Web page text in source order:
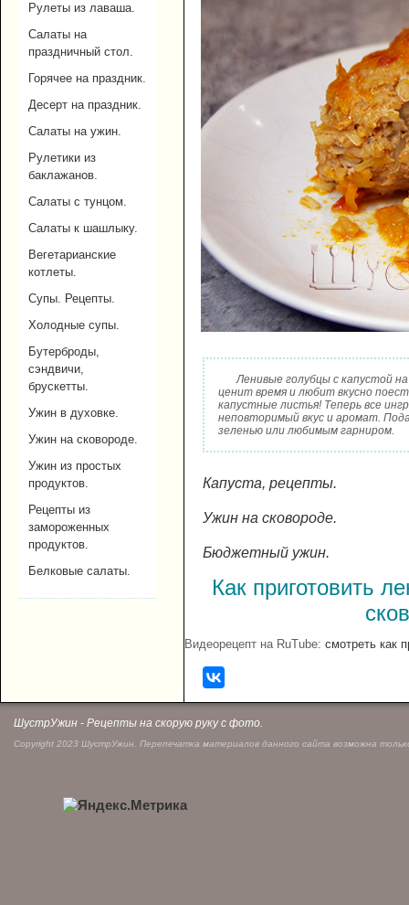
Рулеты из лаваша.
Салаты на
праздничный стол.
Горячее на праздник.
Десерт на праздник.
Салаты на ужин.
Рулетики из
баклажанов.
Салаты с тунцом.
Салаты к шашлыку.
Вегетарианские
котлеты.
Супы. Рецепты.
Холодные супы.
Бутерброды,
сэндвичи,
брускетты.
Ужин в духовке.
Ужин на сковороде.
Ужин из простых
продуктов.
Рецепты из
замороженных
продуктов.
Белковые салаты.
Ленивые голубцы с капустой
ценит время и любит вкусно
капустные листья! Теперь все
неповторимый вкус и аромат.
зеленью или любимым гарниром.
Капуста, рецепты.
Ужин на сковороде.
Бюджетный ужин.
Как приготовить
Видеорецепт на RuTube: смотреть как
ШустрУжин - Рецепты на скорую руку с фото.
Copyright 2023 ШустрУжин. Перепечатка материалов данного сайта возможна